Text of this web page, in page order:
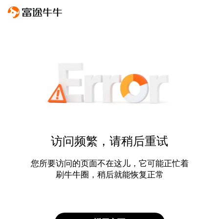
访问频繁，请稍后重试
您所要访问的页面不在这儿，它可能正忙着
刷牛牛圈，稍后就能恢复正常